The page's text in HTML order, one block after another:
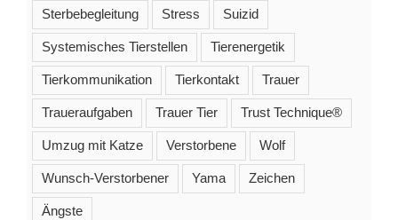
Sterbebegleitung Stress Suizid
Systemisches Tierstellen Tierenergetik
Tierkommunikation Tierkontakt Trauer
Traueraufgaben Trauer Tier Trust Technique®
Umzug mit Katze Verstorbene Wolf
Wunsch-Verstorbener Yama Zeichen
Ängste